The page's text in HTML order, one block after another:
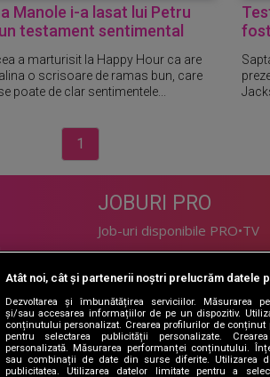
Manole i-a lasat lui Petru
testament sentimental
a marturisit la Happy Hour ca are
o scrisoare de ramas bun, care
poate de clar sentimentele...
1
JOBURI PRO
Job-uri disponibile PRO•TV
LIFESTYLE
Doctor de Bine
Acasă
Acasă Gold
Atât noi, cât și partenerii noștri prelucrăm datele
Dezvoltarea și îmbunătățirea serviciilor. Măsurarea
și/sau accesarea informațiilor de pe un dispozitiv.
conținutului personalizat. Crearea profilurilor de conținut
pentru selectarea publicității personalizate.
personalizată. Măsurarea performanței conținutului.
sau combinații de date din surse diferite. Utilizarea
publicitatea. Utilizarea datelor limitate pentru a